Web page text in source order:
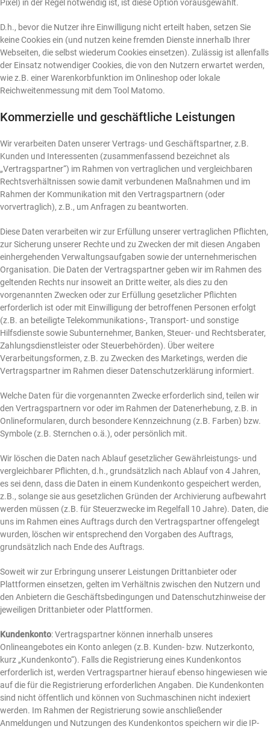
Pixel) in der Regel notwendig ist, ist diese Option vorausgewählt.
D.h., bevor die Nutzer ihre Einwilligung nicht erteilt haben, setzen Sie
keine Cookies ein (und nutzen keine fremden Dienste innerhalb Ihrer
Webseiten, die selbst wiederum Cookies einsetzen). Zulässig ist allenfalls
der Einsatz notwendiger Cookies, die von den Nutzern erwartet werden,
wie z.B. einer Warenkorbfunktion im Onlineshop oder lokale
Reichweitenmessung mit dem Tool Matomo.
Kommerzielle und geschäftliche Leistungen
Wir verarbeiten Daten unserer Vertrags- und Geschäftspartner, z.B.
Kunden und Interessenten (zusammenfassend bezeichnet als
„Vertragspartner“) im Rahmen von vertraglichen und vergleichbaren
Rechtsverhältnissen sowie damit verbundenen Maßnahmen und im
Rahmen der Kommunikation mit den Vertragspartnern (oder
vorvertraglich), z.B., um Anfragen zu beantworten.
Diese Daten verarbeiten wir zur Erfüllung unserer vertraglichen Pflichten,
zur Sicherung unserer Rechte und zu Zwecken der mit diesen Angaben
einhergehenden Verwaltungsaufgaben sowie der unternehmerischen
Organisation. Die Daten der Vertragspartner geben wir im Rahmen des
geltenden Rechts nur insoweit an Dritte weiter, als dies zu den
vorgenannten Zwecken oder zur Erfüllung gesetzlicher Pflichten
erforderlich ist oder mit Einwilligung der betroffenen Personen erfolgt
(z.B. an beteiligte Telekommunikations-, Transport- und sonstige
Hilfsdienste sowie Subunternehmer, Banken, Steuer- und Rechtsberater,
Zahlungsdienstleister oder Steuerbehörden). Über weitere
Verarbeitungsformen, z.B. zu Zwecken des Marketings, werden die
Vertragspartner im Rahmen dieser Datenschutzerklärung informiert.
Welche Daten für die vorgenannten Zwecke erforderlich sind, teilen wir
den Vertragspartnern vor oder im Rahmen der Datenerhebung, z.B. in
Onlineformularen, durch besondere Kennzeichnung (z.B. Farben) bzw.
Symbole (z.B. Sternchen o.ä.), oder persönlich mit.
Wir löschen die Daten nach Ablauf gesetzlicher Gewährleistungs- und
vergleichbarer Pflichten, d.h., grundsätzlich nach Ablauf von 4 Jahren,
es sei denn, dass die Daten in einem Kundenkonto gespeichert werden,
z.B., solange sie aus gesetzlichen Gründen der Archivierung aufbewahrt
werden müssen (z.B. für Steuerzwecke im Regelfall 10 Jahre). Daten, die
uns im Rahmen eines Auftrags durch den Vertragspartner offengelegt
wurden, löschen wir entsprechend den Vorgaben des Auftrags,
grundsätzlich nach Ende des Auftrags.
Soweit wir zur Erbringung unserer Leistungen Drittanbieter oder
Plattformen einsetzen, gelten im Verhältnis zwischen den Nutzern und
den Anbietern die Geschäftsbedingungen und Datenschutzhinweise der
jeweiligen Drittanbieter oder Plattformen.
Kundenkonto: Vertragspartner können innerhalb unseres
Onlineangebotes ein Konto anlegen (z.B. Kunden- bzw. Nutzerkonto,
kurz „Kundenkonto“). Falls die Registrierung eines Kundenkontos
erforderlich ist, werden Vertragspartner hierauf ebenso hingewiesen wie
auf die für die Registrierung erforderlichen Angaben. Die Kundenkonten
sind nicht öffentlich und können von Suchmaschinen nicht indexiert
werden. Im Rahmen der Registrierung sowie anschließender
Anmeldungen und Nutzungen des Kundenkontos speichern wir die IP-